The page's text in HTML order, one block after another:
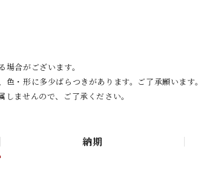
合がございます。
・形に多少ばらつきがあります。ご了承願います。
ませんので、ご了承ください。
納期